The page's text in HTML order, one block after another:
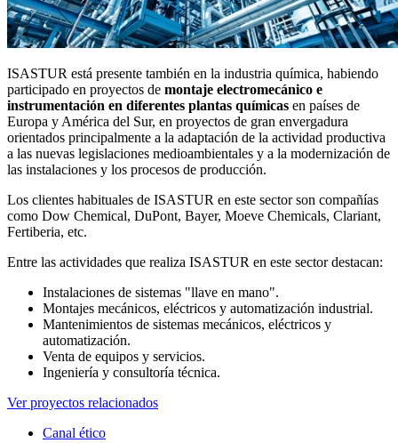
ISASTUR está presente también en la industria química, habiendo
participado en proyectos de montaje electromecánico e
instrumentación en diferentes plantas químicas en países de
Europa y América del Sur, en proyectos de gran envergadura
orientados principalmente a la adaptación de la actividad productiva
a las nuevas legislaciones medioambientales y a la modernización de
las instalaciones y los procesos de producción.
Los clientes habituales de ISASTUR en este sector son compañías
como Dow Chemical, DuPont, Bayer, Moeve Chemicals, Clariant,
Fertiberia, etc.
Entre las actividades que realiza ISASTUR en este sector destacan:
Instalaciones de sistemas "llave en mano".
Montajes mecánicos, eléctricos y automatización industrial.
Mantenimientos de sistemas mecánicos, eléctricos y
automatización.
Venta de equipos y servicios.
Ingeniería y consultoría técnica.
Ver proyectos relacionados
Canal ético